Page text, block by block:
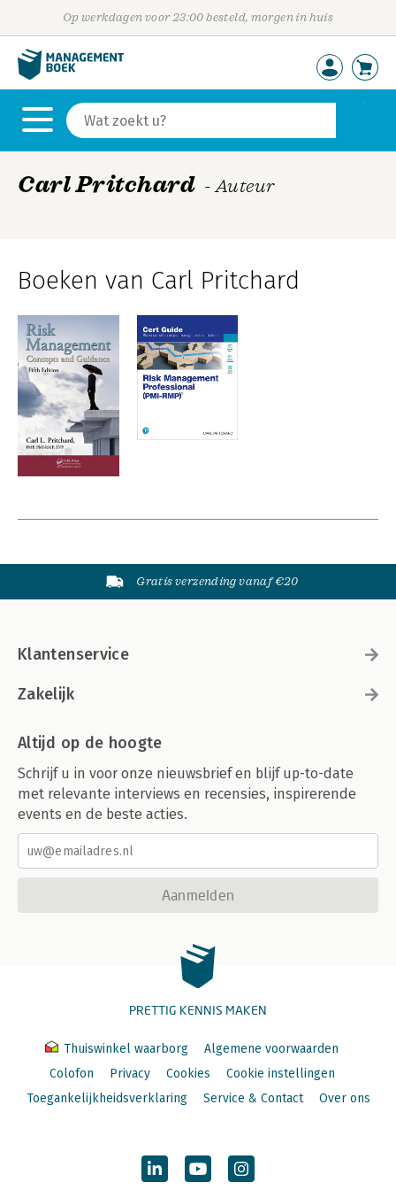
Op werkdagen voor 23:00 besteld, morgen in huis
Carl Pritchard - Auteur
Boeken van Carl Pritchard
Gratis verzending vanaf €20
Klantenservice
Zakelijk
Altijd op de hoogte
Schrijf u in voor onze nieuwsbrief en blijf up-to-date
met relevante interviews en recensies, inspirerende
events en de beste acties.
Aanmelden
PRETTIG KENNIS MAKEN
Thuiswinkel waarborg
Algemene voorwaarden
Colofon
Privacy Cookies
Cookie instellingen
Toegankelijkheidsverklaring
Service & Contact Over ons